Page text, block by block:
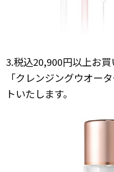
3.税込20,900円以上お
「クレンジングウオー
トいたします。